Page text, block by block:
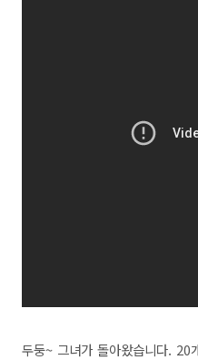
두둥~ 그녀가 돌아왔습니다. 20